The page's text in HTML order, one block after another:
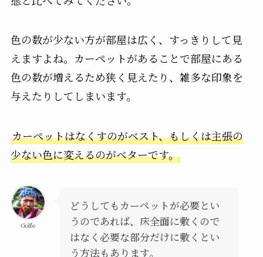
色の数が少ない方が部屋は広く、すっきりして見
えますよね。カーペットがあることで部屋にある
色の数が増えるため狭く見えたり、雑多な印象を
与えたりしてしまいます。
カーペットはなくすのがベスト、もしくは主張の
少ない色に変えるのがベターです。
Golfe
どうしてもカーペットが必要とい
うのであれば、床全面に敷くので
はなく必要な部分だけに敷くとい
う方法もあります。